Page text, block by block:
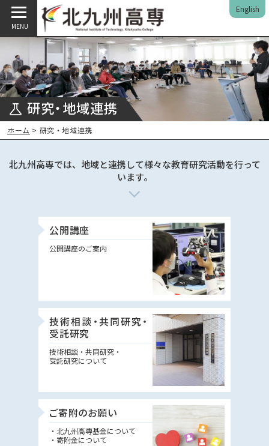
MENU
English
研究・地域連携
ホーム > 研究・地域連携
北九州高専では、地域と連携して様々な教育研究活動を行って
います。
公開講座
公開講座のご案内
技術相談・共同研究・
受託研究
技術相談・共同研究・
受託研究について
ご寄附のお願い
・北九州高専基金について
・寄附金について